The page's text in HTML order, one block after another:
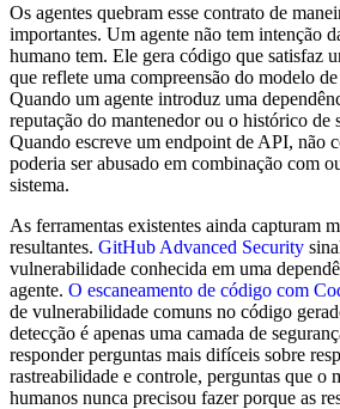
Os agentes quebram esse contrato de
importantes. Um agente não tem intenção
humano tem. Ele gera código que satisfaz
que reflete uma compreensão do modelo de
Quando um agente introduz uma
reputação do mantenedor ou o histórico de
Quando escreve um endpoint de API, não
poderia ser abusado em combinação com
sistema.
As ferramentas existentes ainda capturam
resultantes. GitHub Advanced Security
vulnerabilidade conhecida em uma
agente. O escaneamento de código com
de vulnerabilidade comuns no código
detecção é apenas uma camada de
responder perguntas mais difíceis sobre
rastreabilidade e controle, perguntas que o
humanos nunca precisou fazer porque as